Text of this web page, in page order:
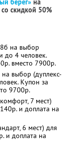
берег» на
со скидкой 50%
на выбор
до 4 человек.
вместо 7900р.
выбор (дуплекс-
Купон за
9700р.
7 мест)
и доплата на
6 мест) для
и доплата на